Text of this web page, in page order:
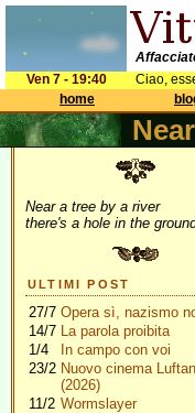
Ven 7 - 19:40
Ciao,
home
Near a tree by a river
there's a hole in the
ULTIMI POST
27/7 Opera sì, nazismo
14/7 La parola proibita
1/4
In campo con voi
23/2 Nuovo cinema
(2026)
11/2 Wormslayer